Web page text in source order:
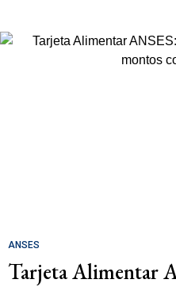
ANSES
Tarjeta Alimentar